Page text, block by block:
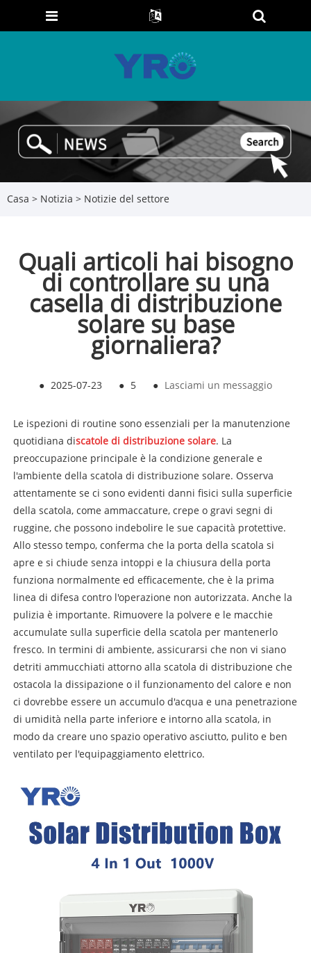
Casa > Notizia > Notizie del settore
Quali articoli hai bisogno
di controllare su una
casella di distribuzione
solare su base
giornaliera?
● 2025-07-23 ● 5 ● Lasciami un messaggio
Le ispezioni di routine sono essenziali per la manutenzione
quotidiana discatole di distribuzione solare. La
preoccupazione principale è la condizione generale e
l'ambiente della scatola di distribuzione solare. Osserva
attentamente se ci sono evidenti danni fisici sulla superficie
della scatola, come ammaccature, crepe o gravi segni di
ruggine, che possono indebolire le sue capacità protettive.
Allo stesso tempo, conferma che la porta della scatola si
apre e si chiude senza intoppi e la chiusura della porta
funziona normalmente ed efficacemente, che è la prima
linea di difesa contro l'operazione non autorizzata. Anche la
pulizia è importante. Rimuovere la polvere e le macchie
accumulate sulla superficie della scatola per mantenerlo
fresco. In termini di ambiente, assicurarsi che non vi siano
detriti ammucchiati attorno alla scatola di distribuzione che
ostacola la dissipazione o il funzionamento del calore e non
ci dovrebbe essere un accumulo d'acqua e una penetrazione
di umidità nella parte inferiore e intorno alla scatola, in
modo da creare uno spazio operativo asciutto, pulito e ben
ventilato per l'equipaggiamento elettrico.